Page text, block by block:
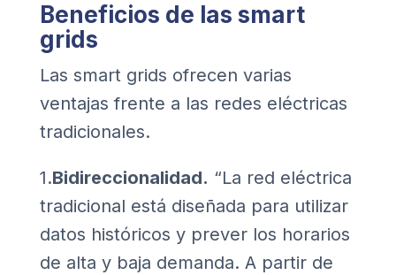
Beneficios de las smart
grids
Las smart grids ofrecen varias
ventajas frente a las redes eléctricas
tradicionales.
1.Bidireccionalidad. “La red eléctrica
tradicional está diseñada para utilizar
datos históricos y prever los horarios
de alta y baja demanda. A partir de